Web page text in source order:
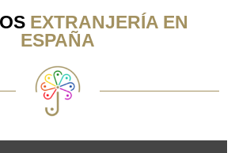
EXTRANJERÍA EN
ESPAÑA